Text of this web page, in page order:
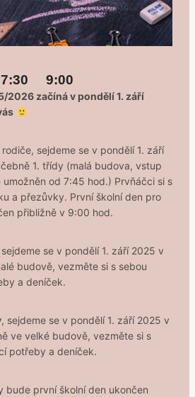
7:30 9:00
2026 začíná v pondělí 1. září
sejdeme se v pondělí 1. září
1. třídy (malá budova, vstup
od 7:45 hod.) Prvňáčci si s
a přezůvky. První školní den pro
přibližně v 9:00 hod.
sejdeme se v pondělí 1. září 2025 v
budově, vezměte si s sebou
a deníček.
, sejdeme se v pondělí 1. září 2025 v
ve velké budově, vezměte si s
potřeby a deníček.
bude první školní den ukončen